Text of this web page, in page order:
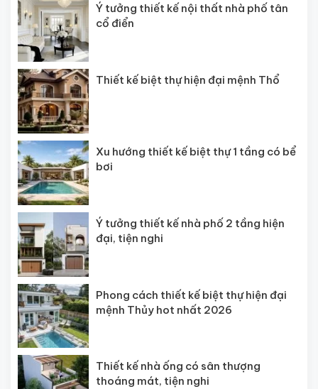
Ý tưởng thiết kế nội thất nhà phố tân
cổ điển
Thiết kế biệt thự hiện đại mệnh Thổ
Xu hướng thiết kế biệt thự 1 tầng có bể
bơi
Ý tưởng thiết kế nhà phố 2 tầng hiện
đại, tiện nghi
Phong cách thiết kế biệt thự hiện đại
mệnh Thủy hot nhất 2026
Thiết kế nhà ống có sân thượng
thoáng mát, tiện nghi